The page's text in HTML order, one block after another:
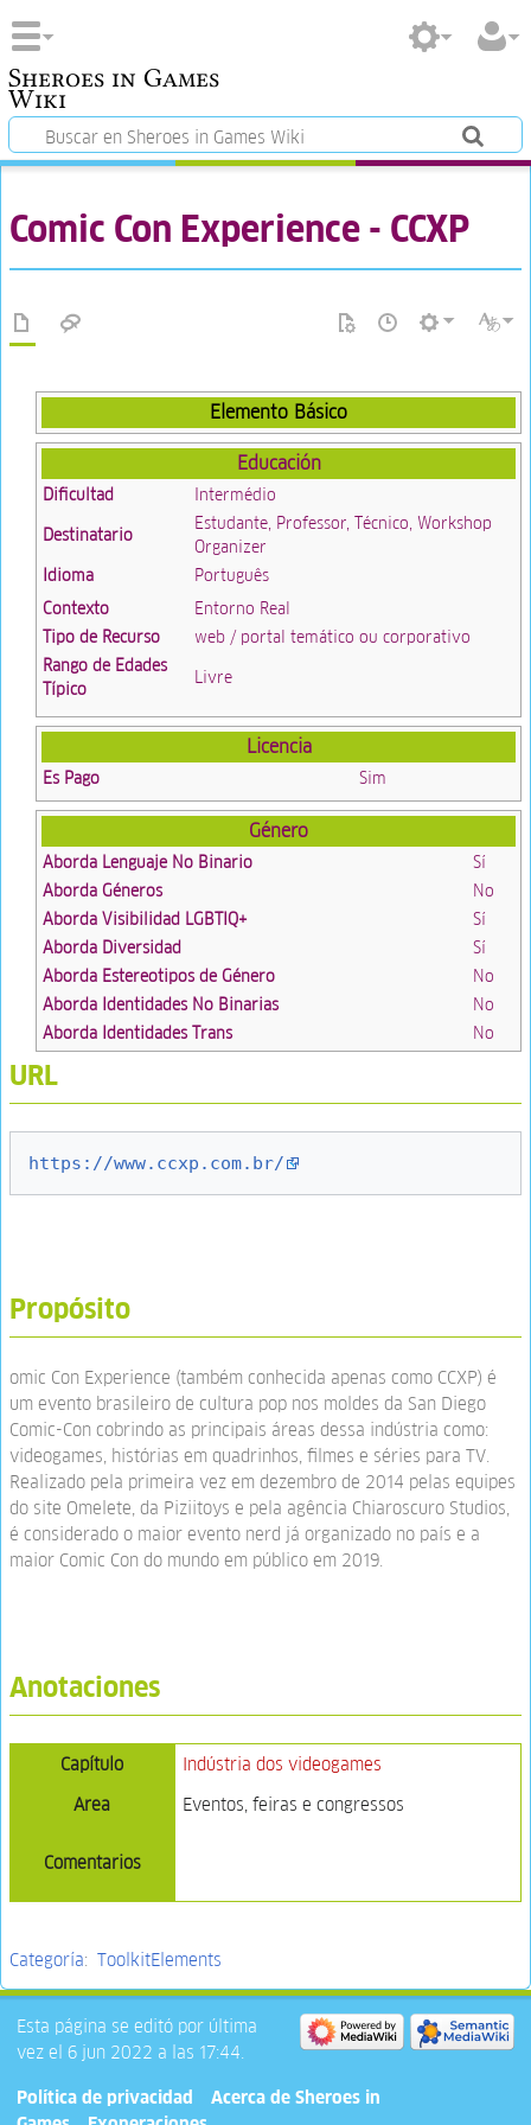
Sheroes in Games
Wiki
Comic Con Experience - CCXP
Elemento Básico
Educación
Dificultad
Intermédio
Destinatario
Estudante, Professor, Técnico, Workshop
Organizer
Idioma
Português
Contexto
Entorno Real
Tipo de Recurso
web / portal temático ou corporativo
Rango de Edades
Típico
Livre
Licencia
Es Pago Sim
Género
Aborda Lenguaje No Binario
Sí
Aborda Géneros
No
Aborda Visibilidad LGBTIQ+
Sí
Aborda Diversidad
Sí
Aborda Estereotipos de Género
No
Aborda Identidades No Binarias
No
Aborda Identidades Trans
No
URL
https://www.ccxp.com.br/
Propósito
omic Con Experience (também conhecida apenas como CCXP) é
um evento brasileiro de cultura pop nos moldes da San Diego
Comic-Con cobrindo as principais áreas dessa indústria como:
videogames, histórias em quadrinhos, filmes e séries para TV.
Realizado pela primeira vez em dezembro de 2014 pelas equipes
do site Omelete, da Piziitoys e pela agência Chiaroscuro Studios,
é considerado o maior evento nerd já organizado no país e a
maior Comic Con do mundo em público em 2019.
Anotaciones
Capítulo
Indústria dos videogames
Area
Eventos, feiras e congressos
Comentarios
Categoría: ToolkitElements
Esta página se editó por última
vez el 6 jun 2022 a las 17:44.
Política de privacidad
Acerca de Sheroes in